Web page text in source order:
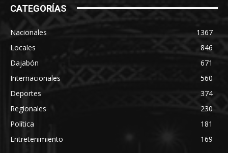
CATEGORÍAS
Nacionales
1367
Locales
846
Dajabón
671
Internacionales
560
Deportes
374
Regionales
230
Política
181
Entretenimiento
169